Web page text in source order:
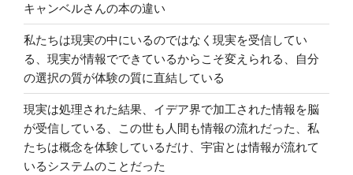
キャンベルさんの本の違い
私たちは現実の中にいるのではなく現実を受信してい
る、現実が情報でできているからこそ変えられる、自分
の選択の質が体験の質に直結している
現実は処理された結果、イデア界で加工された情報を脳
が受信している、この世も人間も情報の流れだった、私
たちは概念を体験しているだけ、宇宙とは情報が流れて
いるシステムのことだった